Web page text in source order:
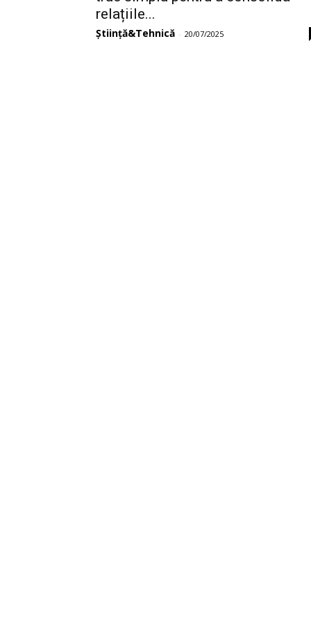
relațiile...
Știință&Tehnică - 20/07/2025